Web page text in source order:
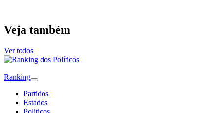
Veja também
Ver todos
Ranking
Partidos
Estados
Politicos